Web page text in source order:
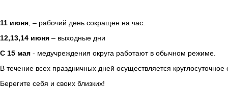
11 июня , – рабочий день сокращен на час.
12,13,14 июня – выходные дни
С 15 мая - медучреждения округа работают в обычном режиме.
В течение всех праздничных дней осуществляется
Берегите себя и своих близких!